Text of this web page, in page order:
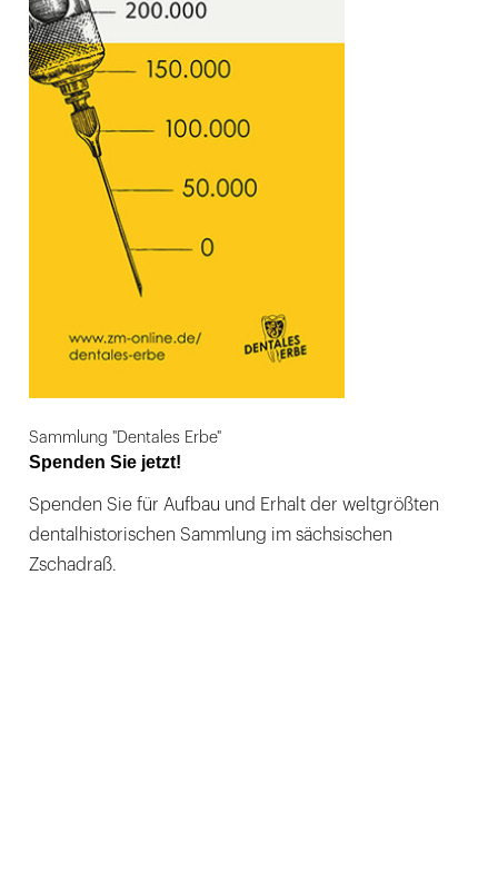
Sammlung "Dentales Erbe"
Spenden Sie jetzt!
Spenden Sie für Aufbau und Erhalt der weltgrößten
dentalhistorischen Sammlung im sächsischen
Zschadraß.